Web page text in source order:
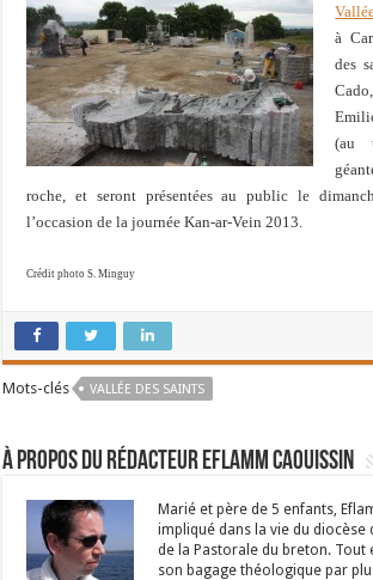
à
des
(au
roche, et seront présentées au public le
l’occasion de la journée Kan-ar-Vein 2013.
Crédit photo S. Minguy
Mots-clés VALLÉE DES SAINTS
À propos du rédacteur Eflamm Caouissin
Marié et père de 5 enfants,
impliqué dans la vie du diocèse
de la Pastorale du breton. Tout
son bagage théologique par